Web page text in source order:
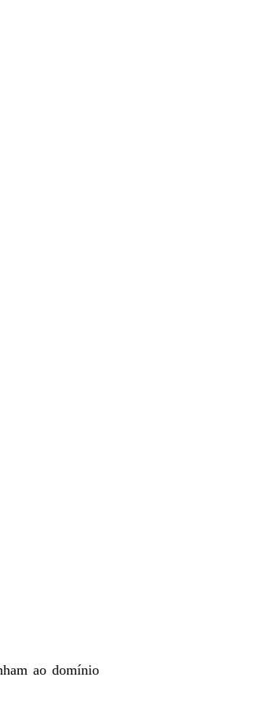
ao domínio